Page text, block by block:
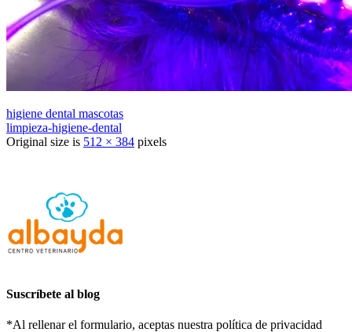
higiene dental mascotas
limpieza-higiene-dental
Original size is 512 × 384 pixels
Suscríbete al blog
*Al rellenar el formulario, aceptas nuestra política de privacidad